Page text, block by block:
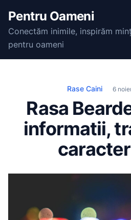
t
Pentru Oameni
Conectăm inimile, inspirăm
pentru oameni
Rase Caini 6
Rasa
informatii,